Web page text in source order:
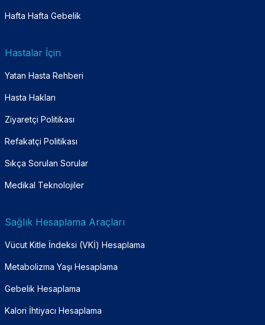
Hafta Hafta Gebelik
Hastalar İçin
Yatan Hasta Rehberi
Hasta Hakları
Ziyaretçi Politikası
Refakatçi Politikası
Sıkça Sorulan Sorular
Medikal Teknolojiler
Sağlık Hesaplama Araçları
Vücut Kitle İndeksi (VKİ) Hesaplama
Metabolizma Yaşı Hesaplama
Gebelik Hesaplama
Kalori İhtiyacı Hesaplama